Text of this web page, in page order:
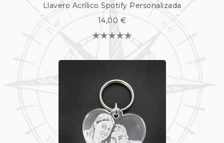
Llavero Acrílico Spotify Personalizada
14,00 €